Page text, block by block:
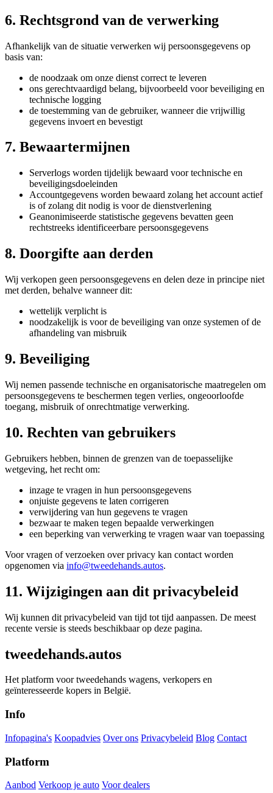
6. Rechtsgrond van de verwerking
Afhankelijk van de situatie verwerken wij persoonsgegevens op
basis van:
de noodzaak om onze dienst correct te leveren
ons gerechtvaardigd belang, bijvoorbeeld voor beveiliging en
technische logging
de toestemming van de gebruiker, wanneer die vrijwillig
gegevens invoert en bevestigt
7. Bewaartermijnen
Serverlogs worden tijdelijk bewaard voor technische en
beveiligingsdoeleinden
Accountgegevens worden bewaard zolang het account actief
is of zolang dit nodig is voor de dienstverlening
Geanonimiseerde statistische gegevens bevatten geen
rechtstreeks identificeerbare persoonsgegevens
8. Doorgifte aan derden
Wij verkopen geen persoonsgegevens en delen deze in principe niet
met derden, behalve wanneer dit:
wettelijk verplicht is
noodzakelijk is voor de beveiliging van onze systemen of de
afhandeling van misbruik
9. Beveiliging
Wij nemen passende technische en organisatorische maatregelen om
persoonsgegevens te beschermen tegen verlies, ongeoorloofde
toegang, misbruik of onrechtmatige verwerking.
10. Rechten van gebruikers
Gebruikers hebben, binnen de grenzen van de toepasselijke
wetgeving, het recht om:
inzage te vragen in hun persoonsgegevens
onjuiste gegevens te laten corrigeren
verwijdering van hun gegevens te vragen
bezwaar te maken tegen bepaalde verwerkingen
een beperking van verwerking te vragen waar van toepassing
Voor vragen of verzoeken over privacy kan contact worden
opgenomen via info@tweedehands.autos.
11. Wijzigingen aan dit privacybeleid
Wij kunnen dit privacybeleid van tijd tot tijd aanpassen. De meest
recente versie is steeds beschikbaar op deze pagina.
tweedehands.autos
Het platform voor tweedehands wagens, verkopers en
geïnteresseerde kopers in België.
Info
Infopagina's Koopadvies Over ons Privacybeleid Blog Contact
Platform
Aanbod Verkoop je auto Voor dealers